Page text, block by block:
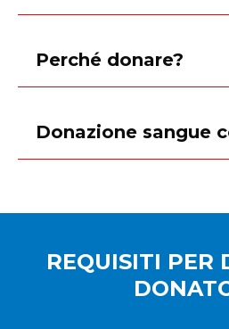
Perché donare?
Donazione sangue
REQUISITI PER